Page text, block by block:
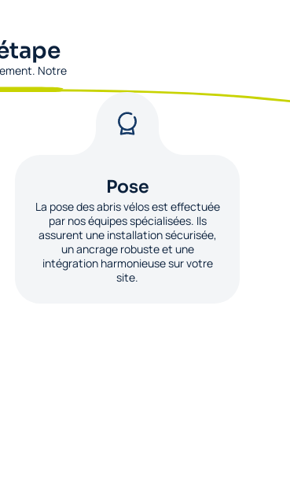
Notre
Pose
La pose des abris vélos est effectuée
par nos équipes spécialisées. Ils
assurent une installation sécurisée,
un ancrage robuste et une
intégration harmonieuse sur votre
site.